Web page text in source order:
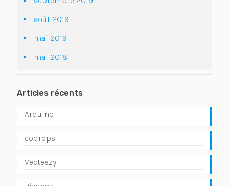
août 2019
mai 2019
mai 2018
Articles récents
Arduino
codrops
Vecteezy